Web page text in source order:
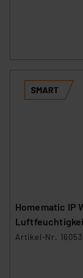
Homematic IP
STH-A
Artikel-Nr.